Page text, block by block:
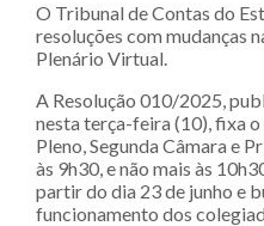
O Tribunal de Contas do
resoluções com mudanças
Plenário Virtual.
A Resolução 010/2025,
nesta terça-feira (10), fixa
Pleno, Segunda Câmara e
às 9h30, e não mais às
partir do dia 23 de junho e
funcionamento dos